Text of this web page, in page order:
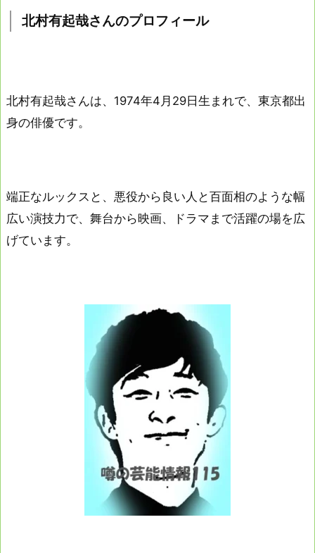
北村有起哉さんのプロフィール
北村有起哉さんは、1974年4月29日生まれで、東京都出
身の俳優です。
端正なルックスと、悪役から良い人と百面相のような幅
広い演技力で、舞台から映画、ドラマまで活躍の場を広
げています。